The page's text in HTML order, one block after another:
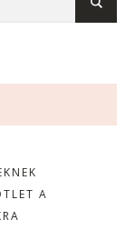
A